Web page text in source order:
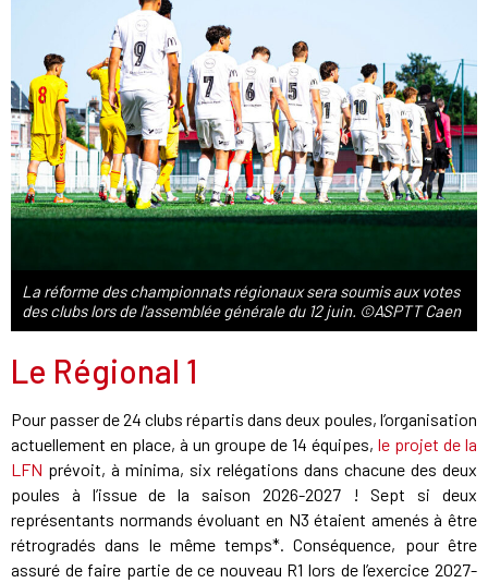
La réforme des championnats régionaux sera soumis aux votes
des clubs lors de l'assemblée générale du 12 juin. ©ASPTT Caen
Le Régional 1
Pour passer de 24 clubs répartis dans deux poules, l’organisation
actuellement en place, à un groupe de 14 équipes, le projet de la
LFN prévoit, à minima, six relégations dans chacune des deux
poules à l’issue de la saison 2026-2027 ! Sept si deux
représentants normands évoluant en N3 étaient amenés à être
rétrogradés dans le même temps*. Conséquence, pour être
assuré de faire partie de ce nouveau R1 lors de l’exercice 2027-